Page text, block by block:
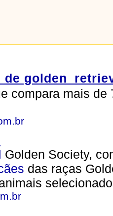
de
compara mais
Golden Society,
das raças